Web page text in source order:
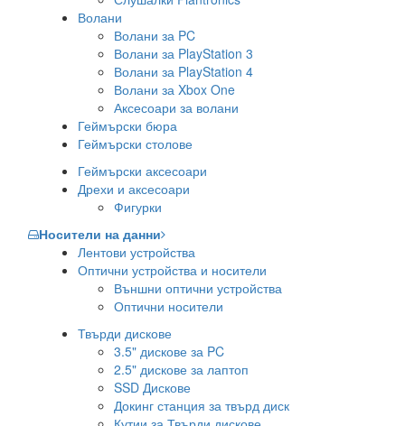
Волани
Волани за PC
Волани за PlayStation 3
Волани за PlayStation 4
Волани за Xbox One
Аксесоари за волани
Геймърски бюра
Геймърски столове
Геймърски аксесоари
Дрехи и аксесоари
Фигурки
Носители на данни
Лентови устройства
Оптични устройства и носители
Външни оптични устройства
Оптични носители
Твърди дискове
3.5" дискове за PC
2.5" дискове за лаптоп
SSD Дискове
Докинг станция за твърд диск